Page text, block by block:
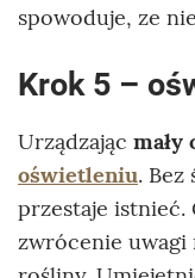
spowoduje, ze
Krok 5 –
Urządzając mały
oświetleniu.
przestaje istnieć.
zwrócenie uwagi